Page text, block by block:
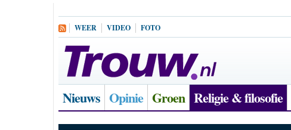
WEER VIDEO FOTO
Nieuws Opinie Groen Religie & filosofie